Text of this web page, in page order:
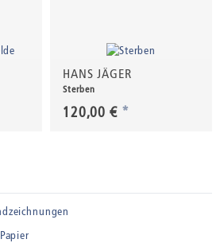
HANS JÄGER
Sterben
120,00 € *